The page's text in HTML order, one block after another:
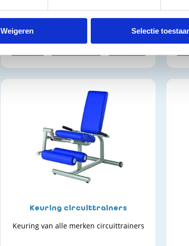
Weigeren Selectie
en hometrainers
kopen onderhoud keuring
Keuring circuittrainers
Keuring van alle merken circuittrainers